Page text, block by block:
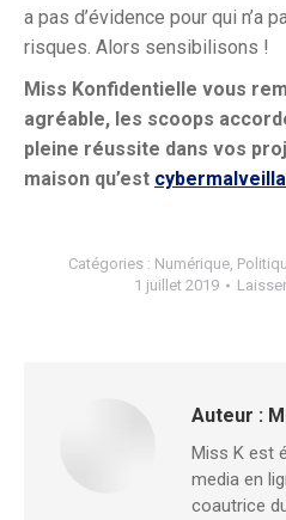
a pas d’évidence pour qui n’a
risques. Alors sensibilisons !
Miss Konfidentielle vous
agréable, les scoops
pleine réussite dans vos
maison qu’est
Catégories : Numérique,
1 juillet 2019
Auteur :
Miss K est
media en
coautrice